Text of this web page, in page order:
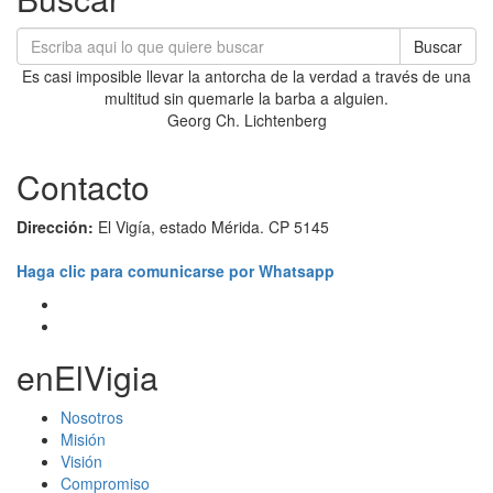
Buscar
Es casi imposible llevar la antorcha de la verdad a través de una
multitud sin quemarle la barba a alguien.
Georg Ch. Lichtenberg
Contacto
Dirección: El Vigía, estado Mérida. CP 5145
Haga clic para comunicarse por Whatsapp
enElVigia
Nosotros
Misión
Visión
Compromiso